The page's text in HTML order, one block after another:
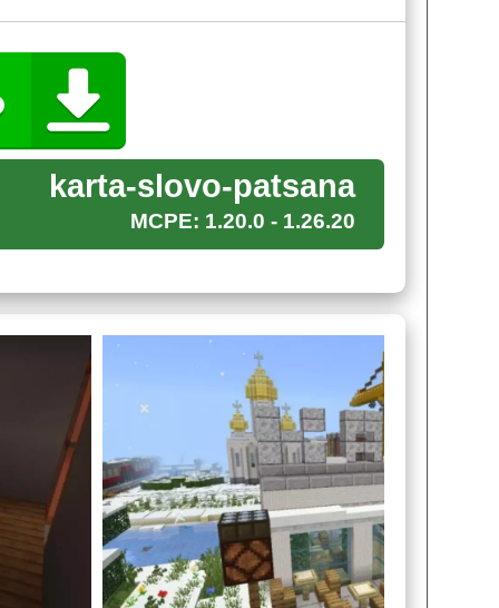
на карте слово пацана для Minecraft PE, то
чтобы привести в действие вагоны.
пользователь может встретить на своем пути
одеждой, так как погода на улице
игровую валюту и подойти к абсолютно
karta-slovo-patsana
MCPE: 1.20.0 - 1.26.20